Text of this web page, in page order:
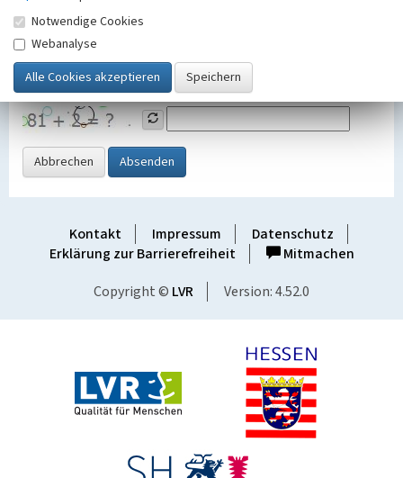
SicherheitsabfrageTragen Sie unten das Rechenergebnis aus der
Grafik ein
Abbrechen Absenden
Kontakt Impressum
Datenschutz
Erklärung zur Barrierefreiheit
Mitmachen
Copyright © LVR Version: 4.52.0
Notwendige Cookies
Webanalyse